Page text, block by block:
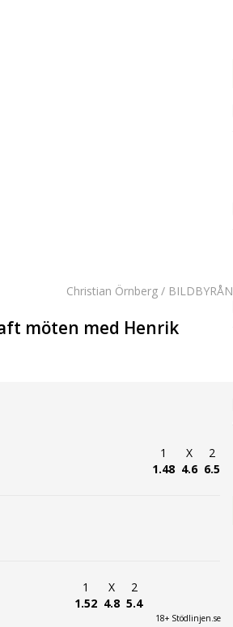
Christian Örnberg / BILDBYRÅN
möten med Henrik
1
1.48
X
4.6
2
6.5
1
1.52
X
4.8
2
5.4
18+ Stödlinjen.se